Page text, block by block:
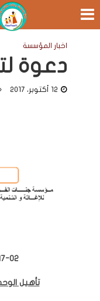
اخبار المؤسسة
دعوة
12 أكتوبر، 2017
02
تأهيل